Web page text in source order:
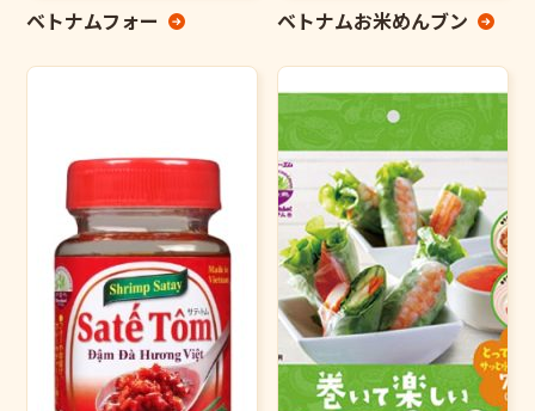
ベトナムフォー ベトナムお米めんブン